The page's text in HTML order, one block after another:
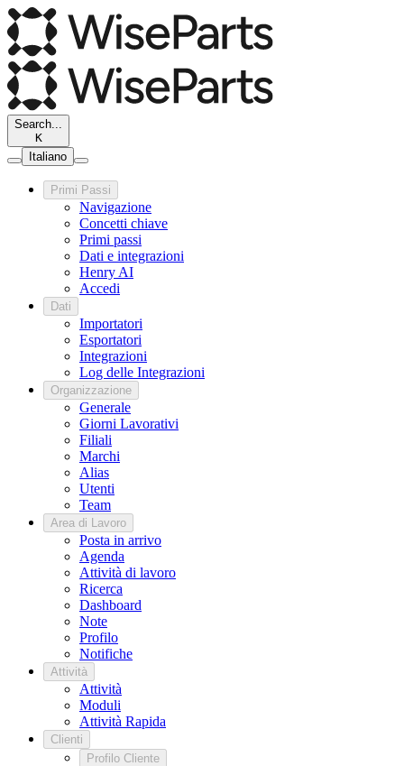
Search...
K
Italiano
Primi Passi
Navigazione
Concetti chiave
Primi passi
Dati e integrazioni
Henry AI
Accedi
Dati
Importatori
Esportatori
Integrazioni
Log delle Integrazioni
Organizzazione
Generale
Giorni Lavorativi
Filiali
Marchi
Alias
Utenti
Team
Area di Lavoro
Posta in arrivo
Agenda
Attività di lavoro
Ricerca
Dashboard
Note
Profilo
Notifiche
Attività
Attività
Moduli
Attività Rapida
Clienti
Profilo Cliente